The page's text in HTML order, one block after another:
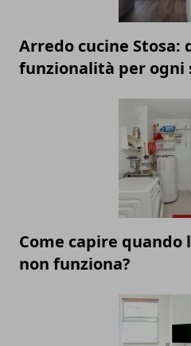
Arredo cucine Stosa:
funzionalità per ogni
Come capire quando
non funziona?